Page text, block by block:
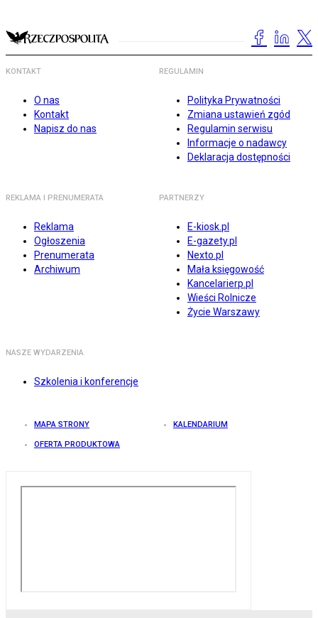
KONTAKT
O nas
Kontakt
Napisz do nas
REGULAMIN
Polityka Prywatności
Zmiana ustawień zgód
Regulamin serwisu
Informacje o nadawcy
Deklaracja dostępności
REKLAMA I PRENUMERATA
Reklama
Ogłoszenia
Prenumerata
Archiwum
PARTNERZY
E-kiosk.pl
E-gazety.pl
Nexto.pl
Mała księgowość
Kancelarierp.pl
Wieści Rolnicze
Życie Warszawy
NASZE WYDARZENIA
Szkolenia i konferencje
MAPA STRONY KALENDARIUM
OFERTA PRODUKTOWA